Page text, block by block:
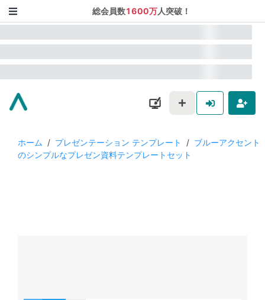
総会員数1600万人突破！
ホーム / プレゼンテーション テンプレート / ブルーアクセント
のシンプルなプレゼン資料テンプレートセット